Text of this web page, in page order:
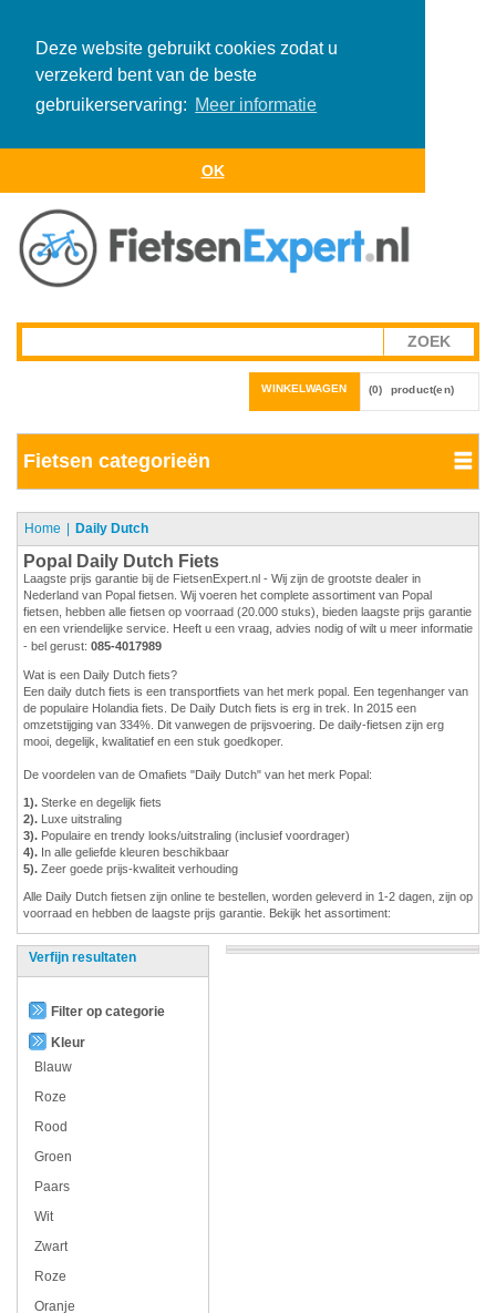
Deze website gebruikt cookies zodat u
verzekerd bent van de beste
gebruikerservaring: Meer informatie
OK
WINKELWAGEN (0) product(en)
Fietsen categorieën
Home Daily Dutch
Popal Daily Dutch Fiets
Laagste prijs garantie bij de FietsenExpert.nl - Wij zijn de grootste dealer in
Nederland van Popal fietsen. Wij voeren het complete assortiment van Popal
fietsen, hebben alle fietsen op voorraad (20.000 stuks), bieden laagste prijs garantie
en een vriendelijke service. Heeft u een vraag, advies nodig of wilt u meer informatie
- bel gerust: 085-4017989
Wat is een Daily Dutch fiets?
Een daily dutch fiets is een transportfiets van het merk popal. Een tegenhanger van
de populaire Holandia fiets. De Daily Dutch fiets is erg in trek. In 2015 een
omzetstijging van 334%. Dit vanwegen de prijsvoering. De daily-fietsen zijn erg
mooi, degelijk, kwalitatief en een stuk goedkoper.
De voordelen van de Omafiets "Daily Dutch" van het merk Popal:
1). Sterke en degelijk fiets
2). Luxe uitstraling
3). Populaire en trendy looks/uitstraling (inclusief voordrager)
4). In alle geliefde kleuren beschikbaar
5). Zeer goede prijs-kwaliteit verhouding
Alle Daily Dutch fietsen zijn online te bestellen, worden geleverd in 1-2 dagen, zijn op
voorraad en hebben de laagste prijs garantie. Bekijk het assortiment:
Verfijn resultaten
Filter op categorie
Kleur
Blauw
Roze
Rood
Groen
Paars
Wit
Zwart
Roze
Oranje